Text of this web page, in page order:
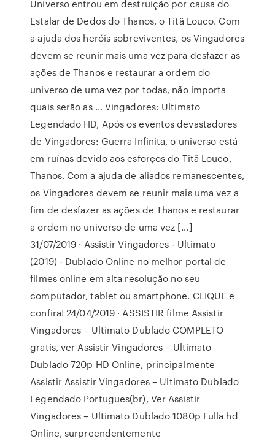
Universo entrou em destruição por causa do
Estalar de Dedos do Thanos, o Titã Louco. Com
a ajuda dos heróis sobreviventes, os Vingadores
devem se reunir mais uma vez para desfazer as
ações de Thanos e restaurar a ordem do
universo de uma vez por todas, não importa
quais serão as … Vingadores: Ultimato
Legendado HD, Após os eventos devastadores
de Vingadores: Guerra Infinita, o universo está
em ruínas devido aos esforços do Titã Louco,
Thanos. Com a ajuda de aliados remanescentes,
os Vingadores devem se reunir mais uma vez a
fim de desfazer as ações de Thanos e restaurar
a ordem no universo de uma vez […]
31/07/2019 · Assistir Vingadores - Ultimato
(2019) - Dublado Online no melhor portal de
filmes online em alta resolução no seu
computador, tablet ou smartphone. CLIQUE e
confira! 24/04/2019 · ASSISTIR filme Assistir
Vingadores – Ultimato Dublado COMPLETO
gratis, ver Assistir Vingadores – Ultimato
Dublado 720p HD Online, principalmente
Assistir Assistir Vingadores – Ultimato Dublado
Legendado Portugues(br), Ver Assistir
Vingadores – Ultimato Dublado 1080p Fulla hd
Online, surpreendentemente